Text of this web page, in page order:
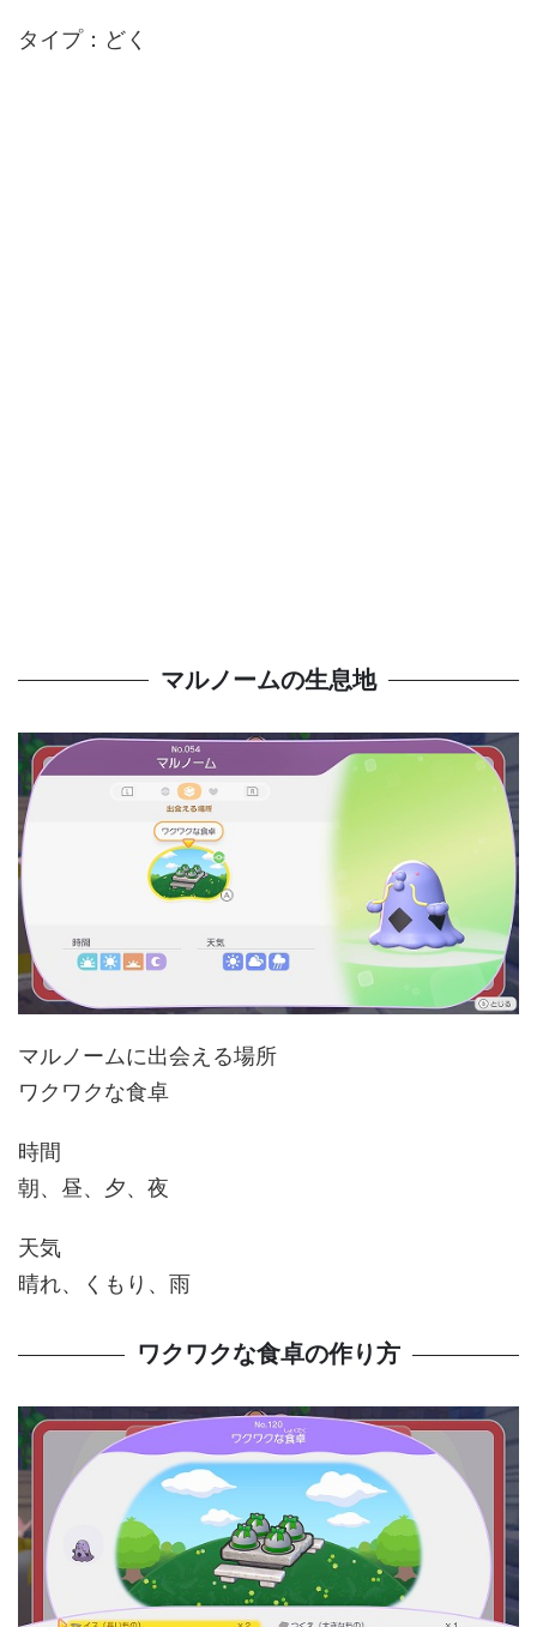
タイプ：どく
マルノームの生息地
マルノームに出会える場所
ワクワクな食卓
時間
朝、昼、夕、夜
天気
晴れ、くもり、雨
ワクワクな食卓の作り方